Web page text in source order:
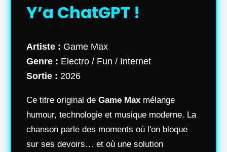
Y’a ChatGPT !
Artiste : Game Max
Genre : Electro / Fun / Internet
Sortie : 2026
Ce titre original de Game Max mélange
humour, technologie et musique moderne. La
chanson parle des moments où l'on bloque
sur ses devoirs… et où une solution